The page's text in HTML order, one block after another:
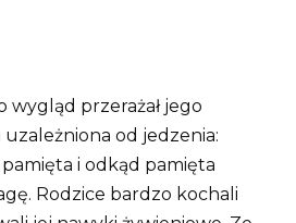
wygląd przerażał jego
uzależniona od jedzenia:
pamięta i odkąd pamięta
Rodzice bardzo kochali